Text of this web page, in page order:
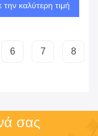
την καλύτερη τιμή
6 7 8
σας